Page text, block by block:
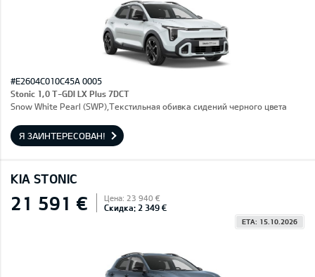
#E2604C010C45A 0005
Stonic 1,0 T-GDI LX Plus 7DCT
Snow White Pearl (SWP),Текстильная обивка сидений черного цвета
Я ЗАИНТЕРЕСОВАН!
KIA STONIC
21 591 € Цена: 23 940 €
Скидка: 2 349 €
ETA: 15.10.2026